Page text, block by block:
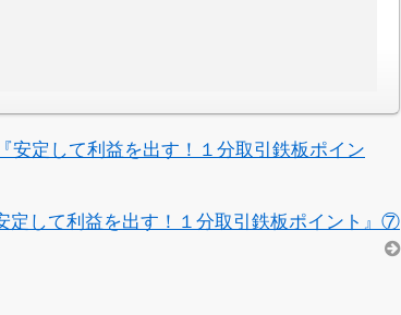
定して利益を出す！１分取引鉄板ポイン
して利益を出す！１分取引鉄板ポイント』⑦